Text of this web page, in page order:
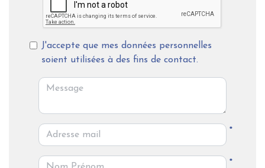
*
*
J'accepte que mes données personnelles
soient utilisées à des fins de contact.